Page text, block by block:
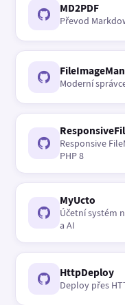
MD2PDF
Převod
Moderní
Responsive
PHP 8
MyUcto
Účetní systém
a AI
HttpDeploy
Deploy přes